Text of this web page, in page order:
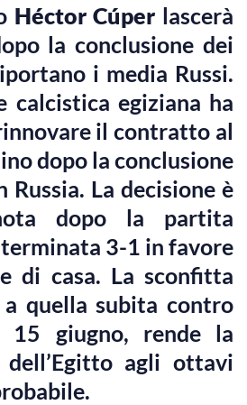
Héctor Cúper lascerà
la conclusione dei
i media Russi.
calcistica egiziana ha
il contratto al
dopo la conclusione
La decisione è
dopo la partita
3-1 in favore
di casa. La sconfitta
quella subita contro
15 giugno, rende la
dell’Egitto agli ottavi